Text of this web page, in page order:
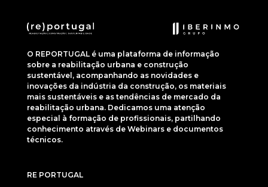
O REPORTUGAL é uma plataforma de informação
sobre a reabilitação urbana e construção
sustentável, acompanhando as novidades e
inovações da indústria da construção, os materiais
mais sustentáveis e as tendências de mercado da
reabilitação urbana. Dedicamos uma atenção
especial à formação de profissionais, partilhando
conhecimento através de Webinars e documentos
técnicos.
RE PORTUGAL